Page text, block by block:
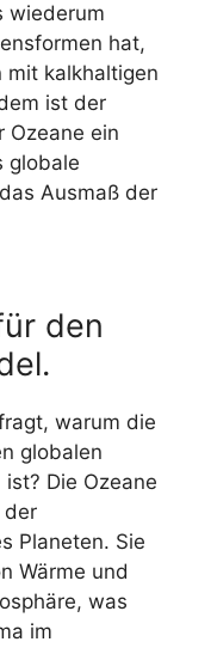
wiederum
hat,
mit kalkhaltigen
ist der
Ozeane ein
globale
Ausmaß der
den
warum die
globalen
Die Ozeane
der
Planeten. Sie
Wärme und
was
im